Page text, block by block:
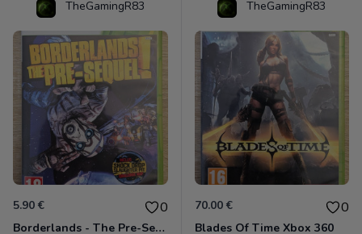
TheGamingR83
5.90 € 0
Borderlands - The Pre-Sequel ! Xbox 360
TheGamingR83
70.00 € 0
Blades Of Time Xbox 360